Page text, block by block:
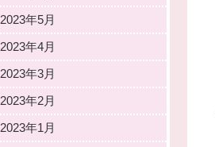
2023年5月
2023年4月
2023年3月
2023年2月
2023年1月